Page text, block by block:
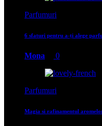
Parfumuri
6 sfaturi pentru a-ți alege
Mona 0
Parfumuri
Magia si rafinamentul